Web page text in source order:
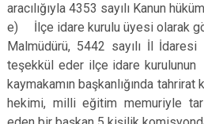
aracılığıyla 4353 sayılı Kanun
e) İlçe idare kurulu üyesi olarak
Malmüdürü, 5442 sayılı İl İdaresi
teşekkül eder ilçe idare kurulunun
kaymakamın başkanlığında
hekimi, milli eğitim memuriyle